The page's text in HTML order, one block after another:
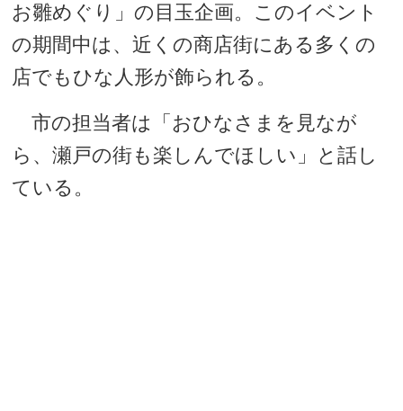
お雛めぐり」の目玉企画。このイベント
の期間中は、近くの商店街にある多くの
店でもひな人形が飾られる。
市の担当者は「おひなさまを見なが
ら、瀬戸の街も楽しんでほしい」と話し
ている。